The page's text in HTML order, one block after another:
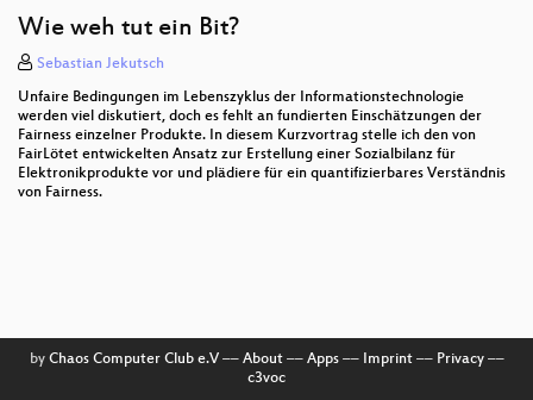
Wie weh tut ein Bit?
Sebastian Jekutsch
Unfaire Bedingungen im Lebenszyklus der Informationstechnologie
werden viel diskutiert, doch es fehlt an fundierten Einschätzungen der
Fairness einzelner Produkte. In diesem Kurzvortrag stelle ich den von
FairLötet entwickelten Ansatz zur Erstellung einer Sozialbilanz für
Elektronikprodukte vor und plädiere für ein quantifizierbares Verständnis
von Fairness.
by Chaos Computer Club e.V–– About–– Apps–– Imprint–– Privacy––
c3voc